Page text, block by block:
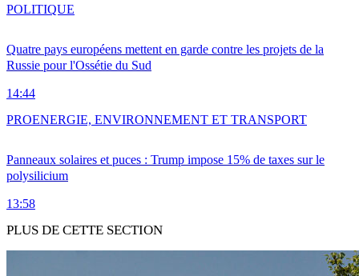
Quatre pays européens mettent en garde contre les projets de la
Russie pour l'Ossétie du Sud
14:44
POLITIQUE
Panneaux solaires et puces : Trump impose 15% de taxes sur le
polysilicium
13:58
PROENERGIE, ENVIRONNEMENT ET TRANSPORT
PLUS DE CETTE SECTION